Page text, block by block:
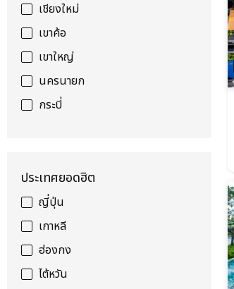
เชียงใหม่
เขาค้อ
เขาใหญ่
นครนายก
กระบี่
ประเทศยอดฮิต
ญี่ปุ่น
เกาหลี
ฮ่องกง
ไต้หวัน